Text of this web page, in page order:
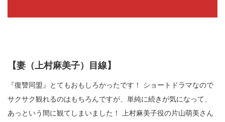
【妻（上村麻美子）目線】
『復讐同盟』とてもおもしろかったです！ ショートドラマなので
サクサク観れるのはもちろんですが、単純に続きが気になって、
あっという間に観てしまいました！ 上村麻美子役の片山萌美さん